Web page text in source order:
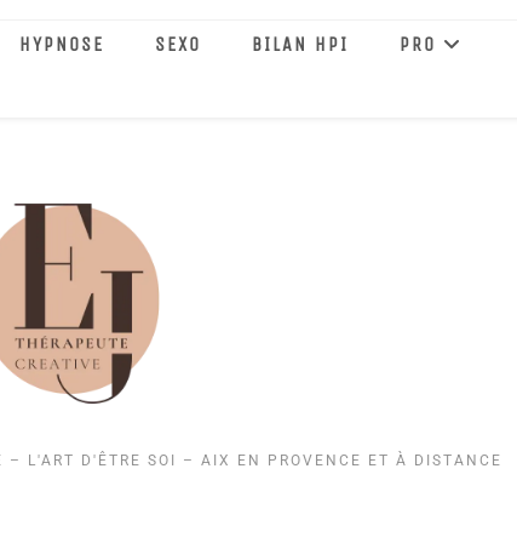
HYPNOSE SEXO BILAN HPI PRO
– L'ART D'ÊTRE SOI – AIX EN PROVENCE ET À DISTANCE